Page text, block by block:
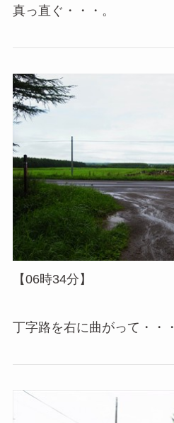
真っ直ぐ・・・。
【06時34分】
丁字路を右に曲がって・・・